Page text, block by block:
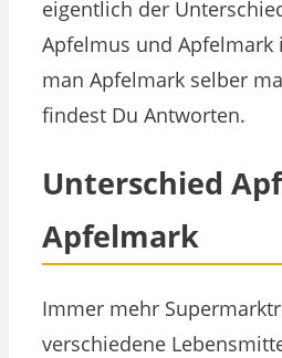
eigentlich der
Apfelmus und Apfelmark
man Apfelmark selber
findest Du Antworten.
Unterschied
Apfelmark
Immer mehr
verschiedene